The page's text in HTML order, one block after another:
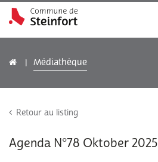
Médiathèque
Retour au listing
Agenda N°78 Oktober 2025